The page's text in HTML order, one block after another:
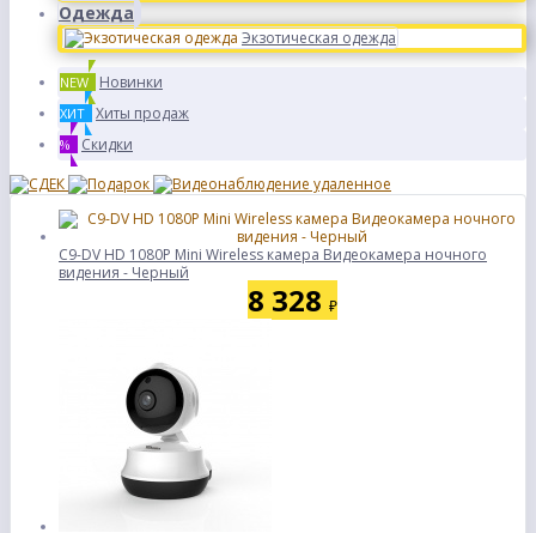
Одежда
Экзотическая одежда
NEW Новинки
ХИТ Хиты продаж
% Скидки
C9-DV HD 1080P Mini Wireless камера Видеокамера ночного
видения - Черный
8 328 ₽